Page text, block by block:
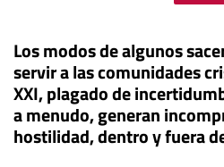
Los modos de algunos
servir a las comunidades
XXI, plagado de
a menudo, generan
hostilidad, dentro y fuera